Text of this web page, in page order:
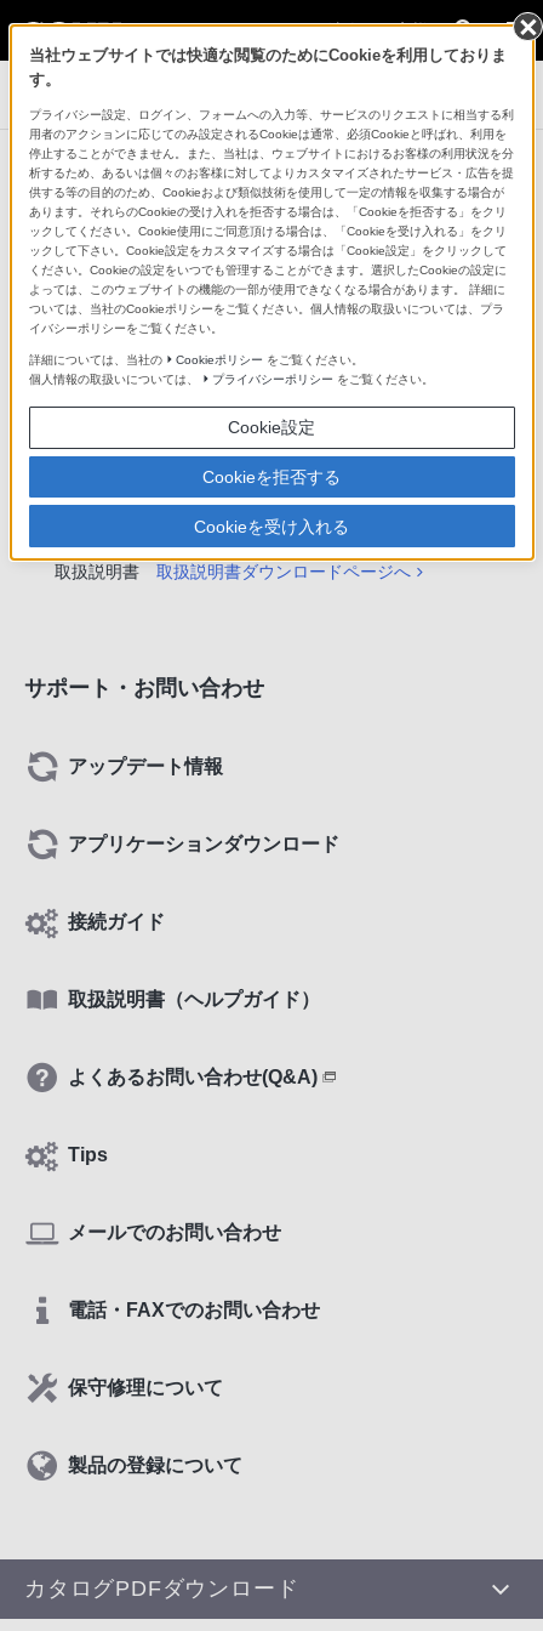
法人のお客様
デジタルペーパー
取扱説明書・オンラインヘルプガイド
DPT-CP1
DPT-RP1
オンラインヘルプ
本体ソフトウェア Ver.1.6
（「Digital Paper App」Ver.1.4.4）
「Digital Paper App for mobile」Ver.1.1
取扱説明書 取扱説明書ダウンロードページへ
サポート・お問い合わせ
アップデート情報
アプリケーションダウンロード
接続ガイド
取扱説明書（ヘルプガイド）
よくあるお問い合わせ(Q&A)
Tips
メールでのお問い合わせ
電話・FAXでのお問い合わせ
保守修理について
製品の登録について
カタログPDFダウンロード
当社ウェブサイトでは快適な閲覧のためにCookieを利用しておりま
す。
プライバシー設定、ログイン、フォームへの入力等、サービスのリクエストに相当する利
用者のアクションに応じてのみ設定されるCookieは通常、必須Cookieと呼ばれ、利用を
停止することができません。また、当社は、ウェブサイトにおけるお客様の利用状況を分
析するため、あるいは個々のお客様に対してよりカスタマイズされたサービス・広告を提
供する等の目的のため、Cookieおよび類似技術を使用して一定の情報を収集する場合が
あります。それらのCookieの受け入れを拒否する場合は、「Cookieを拒否する」をクリ
ックしてください。Cookie使用にご同意頂ける場合は、「Cookieを受け入れる」をクリ
ックして下さい。Cookie設定をカスタマイズする場合は「Cookie設定」をクリックして
ください。Cookieの設定をいつでも管理することができます。選択したCookieの設定に
よっては、このウェブサイトの機能の一部が使用できなくなる場合があります。 詳細に
ついては、当社のCookieポリシーをご覧ください。個人情報の取扱いについては、プラ
イバシーポリシーをご覧ください。
詳細については、当社の Cookieポリシー をご覧ください。
個人情報の取扱いについては、
プライバシーポリシー をご覧ください。
Cookie設定
Cookieを拒否する
Cookieを受け入れる